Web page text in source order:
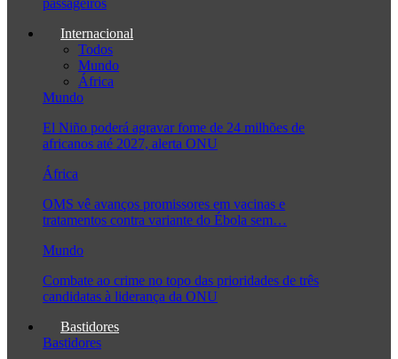
passageiros
Internacional
Todos
Mundo
África
Mundo
El Niño poderá agravar fome de 24 milhões de
africanos até 2027, alerta ONU
África
OMS vê avanços promissores em vacinas e
tratamentos contra variante do Ébola sem…
Mundo
Combate ao crime no topo das prioridades de três
candidatas à liderança da ONU
Bastidores
Bastidores